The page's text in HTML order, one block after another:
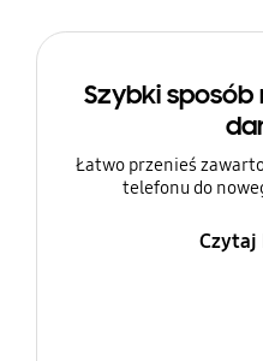
Szybki
Łatwo przenieś
telefonu do
Czytaj